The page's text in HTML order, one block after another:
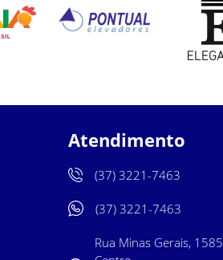
Atendimento
(37) 3221-7463
(37) 3221-7463
Rua Minas Gerais, 1585